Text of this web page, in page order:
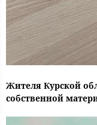
Жителя Курской
собственной